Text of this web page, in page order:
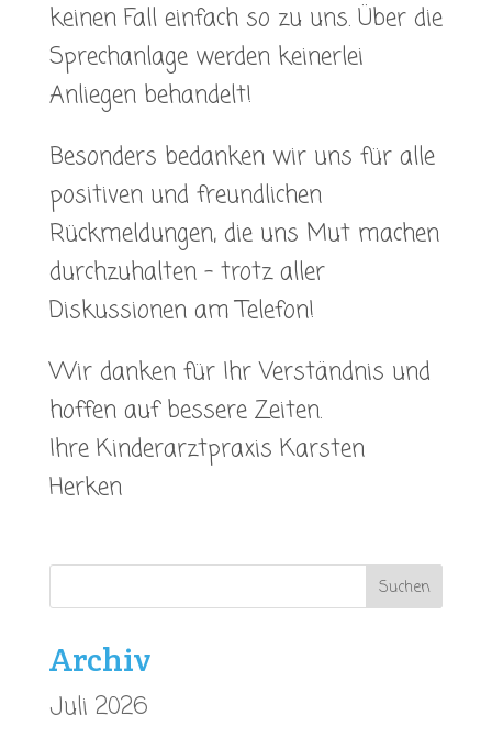
keinen Fall einfach so zu uns. Über die
Sprechanlage werden keinerlei
Anliegen behandelt!
Besonders bedanken wir uns für alle
positiven und freundlichen
Rückmeldungen, die uns Mut machen
durchzuhalten – trotz aller
Diskussionen am Telefon!
Wir danken für Ihr Verständnis und
hoffen auf bessere Zeiten.
Ihre Kinderarztpraxis Karsten
Herken
Archiv
Juli 2026